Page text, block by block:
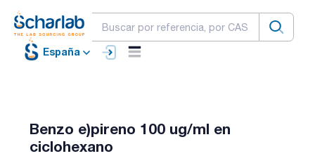
España
Benzo e)pireno 100 ug/ml en
ciclohexano